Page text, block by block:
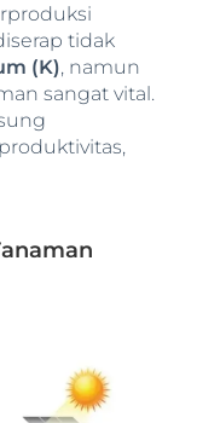
tidak
(K), namun
sangat vital.